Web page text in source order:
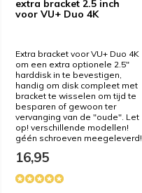
extra bracket 2.5 inch
voor VU+ Duo 4K
Extra bracket voor VU+ Duo 4K
om een extra optionele 2.5"
harddisk in te bevestigen,
handig om disk compleet met
bracket te wisselen om tijd te
besparen of gewoon ter
vervanging van de "oude". Let
op! verschillende modellen!
géén schroeven meegeleverd!
16,95